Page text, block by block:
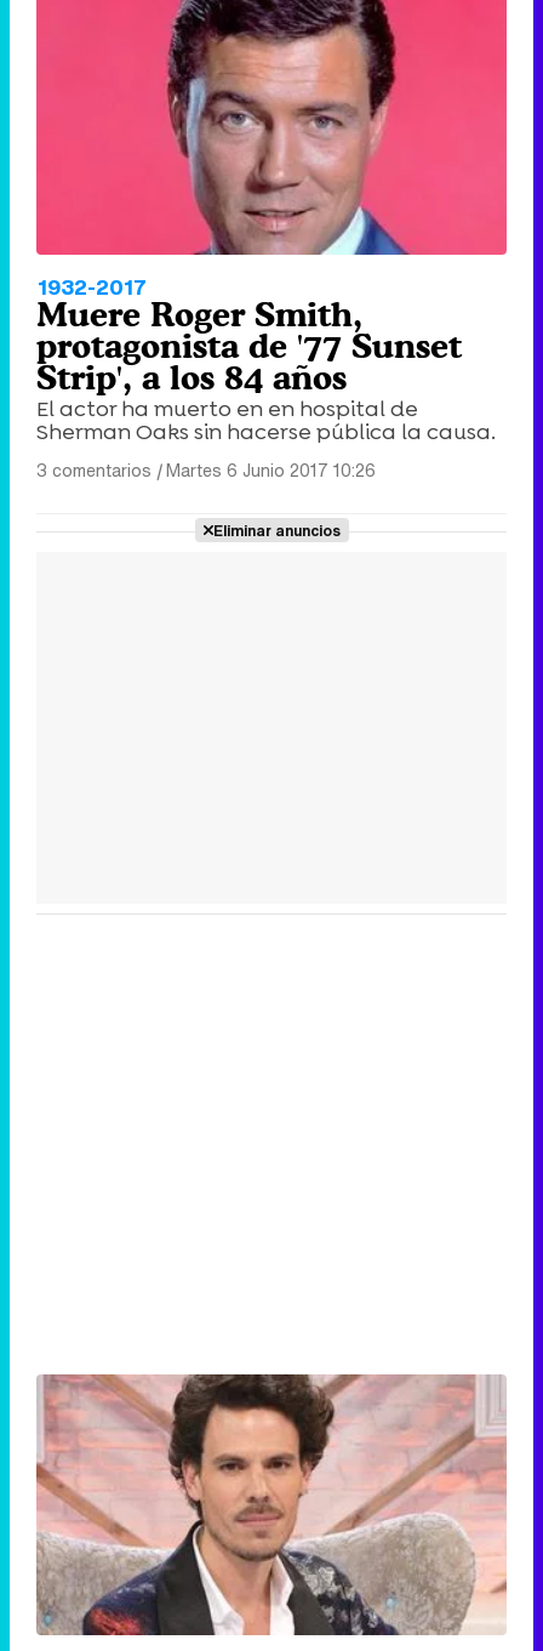
1932-2017
Muere Roger Smith,
protagonista de '77 Sunset
Strip', a los 84 años
El actor ha muerto en en hospital de
Sherman Oaks sin hacerse pública la causa.
3 comentarios |Martes 6 Junio 2017 10:26
Eliminar anuncios